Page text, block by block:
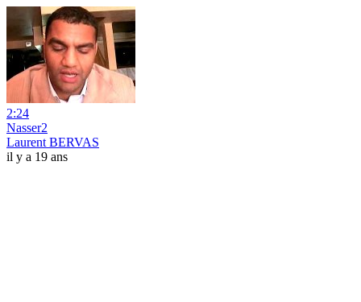
2:24
Nasser2
Laurent BERVAS
il y a 19 ans